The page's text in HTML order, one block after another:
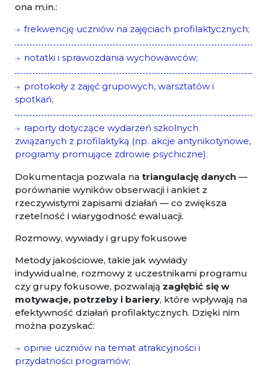
ona m.in.:
frekwencję uczniów na zajęciach profilaktycznych;
notatki i sprawozdania wychowawców;
protokoły z zajęć grupowych, warsztatów i
spotkań;
raporty dotyczące wydarzeń szkolnych
związanych z profilaktyką (np. akcje antynikotynowe,
programy promujące zdrowie psychiczne).
Dokumentacja pozwala na triangulację danych —
porównanie wyników obserwacji i ankiet z
rzeczywistymi zapisami działań — co zwiększa
rzetelność i wiarygodność ewaluacji.
Rozmowy, wywiady i grupy fokusowe
Metody jakościowe, takie jak wywiady
indywidualne, rozmowy z uczestnikami programu
czy grupy fokusowe, pozwalają zagłębić się w
motywacje, potrzeby i bariery, które wpływają na
efektywność działań profilaktycznych. Dzięki nim
można pozyskać:
opinie uczniów na temat atrakcyjności i
przydatności programów;